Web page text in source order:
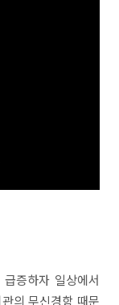
증하자 일상에서
의 무신경함 때문